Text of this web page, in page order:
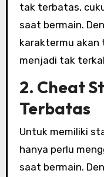
tak terbatas,
saat bermain.
karaktermu akan
menjadi tak
2. Cheat
Terbatas
Untuk memiliki
hanya perlu
saat bermain.